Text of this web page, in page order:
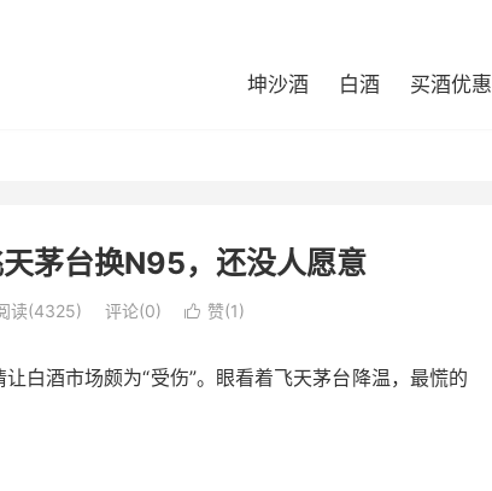
坤沙酒 白酒 买酒优惠
茅台换N95，还没人愿意
读(4325) 评论(0)  赞(1)
白酒市场颇为“受伤”。眼看着飞天茅台降温，最慌的